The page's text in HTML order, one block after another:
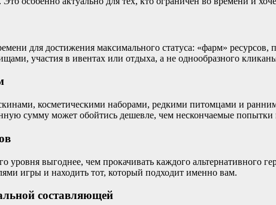
для достижения максимального статуса: «фарм»
участия в ивентах или отдыха, а не однообразного
косметическими наборами, редкими питомцами и
сумму может обойтись дешевле, чем нескончаемые
уровня выгоднее, чем прокачивать каждого альтернативного
игры и находить тот, который подходит именно вам.
составляющей